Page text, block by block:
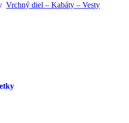
Vrchný diel – Kabáty – Vesty